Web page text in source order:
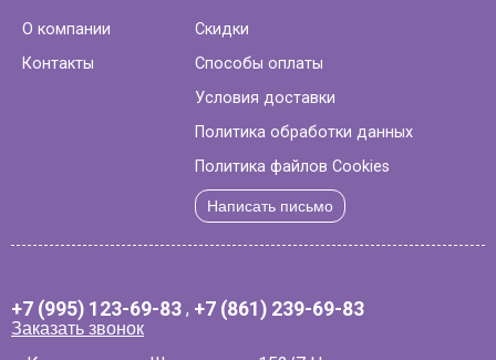
О компании
Контакты
Скидки
Способы оплаты
Условия доставки
Политика обработки данных
Политика файлов Cookies
Написать письмо
+7 (995) 123-69-83 , +7 (861) 239-69-83
Заказать звонок